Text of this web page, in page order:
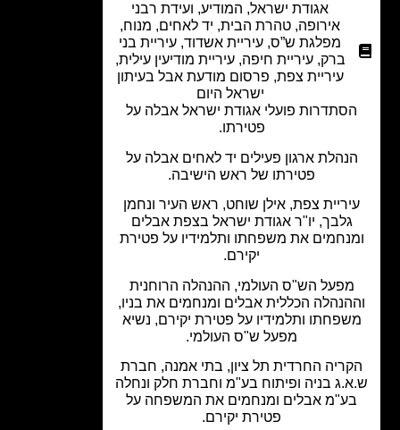
אגודת ישראל, המודיע,ועידת רבני
,טהרת הבית,יד לאחים, מנוח,
מפלגת ש”ס,עיריית אשדוד, עיריית בני
ברק,עיריית חיפה,עיריית מודיעין עילית,
עיריית צפת,פרסום מודעת אבל בעיתון
ישראל היום
פועלי אגודת ישראל אבלה על
ארגון פעילים יד לאחים אבלה על
פטירתו של ראש הישיבה.
צפת, אילן שוחט, ראש העיר ונחמן
גלבך, יו"ר אגודת ישראל בצפת אבלים
את משפחתו ותלמידיו על פטירת
מפעל הש"ס העולמי, ההנהלה הרוחנית
הכללית אבלים ומנחמים את בניו,
ותלמידיו על פטירת יקירם, נשיא
מפעל ש"ס העולמי.
החרדית תל ציון, בתי אמנה, חברת
בניה ופיתוח בע"מ וחברת חלק ונחלה
אבלים ומנחמים את המשפחה על
פטירת יקירם.